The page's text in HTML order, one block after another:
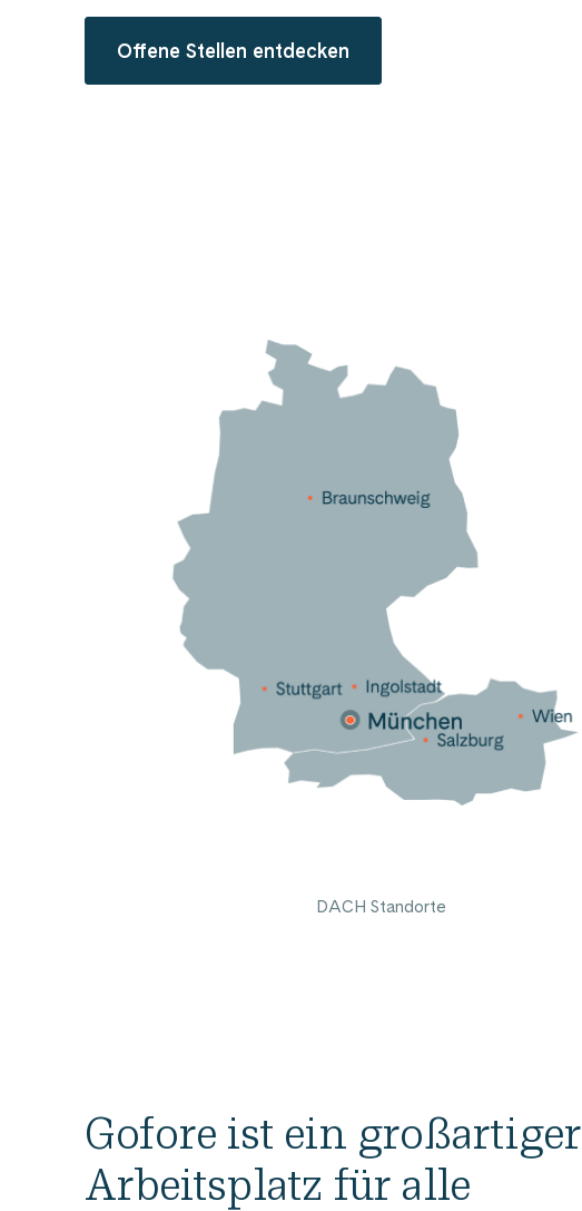
Offene Stellen entdecken
DACH Standorte
Gofore ist ein großartiger
Arbeitsplatz für alle